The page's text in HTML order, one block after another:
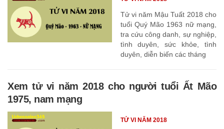
Tử vi năm Mậu Tuất 2018 cho
tuổi Quý Mão 1963 nữ mạng,
tra cứu công danh, sự nghiệp,
tình duyên, sức khỏe, tình
duyên, diễn biến các tháng
Xem tử vi năm 2018 cho người tuổi Ất Mão
1975, nam mạng
TỬ VI NĂM 2018